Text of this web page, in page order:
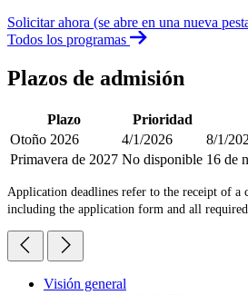
Solicitar ahora (se abre en una nueva
Todos los programas
Plazos de admisión
Plazo Prioridad
Otoño 2026
4/1/2026
8/1/
Primavera de 2027 No disponible 16 de
Application deadlines refer to the receipt of a
including the application form and all
Visión general